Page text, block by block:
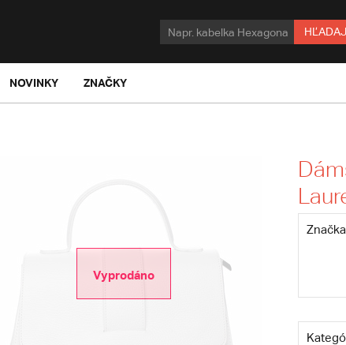
HĽADAJ
NOVINKY ZNAČKY
Vyprodáno
Značka